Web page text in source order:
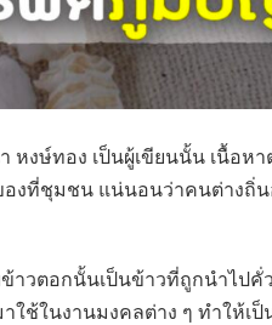
งษ์ทอง เป็นผู้เขียนนั้น เนื้อ
ชุมชน แน่นอนว่าคนต่างถิ่น
วตอกนั้นเป็นข้าวที่ถูกนำไป
ในงานมงคลต่าง ๆ ทำให้เ